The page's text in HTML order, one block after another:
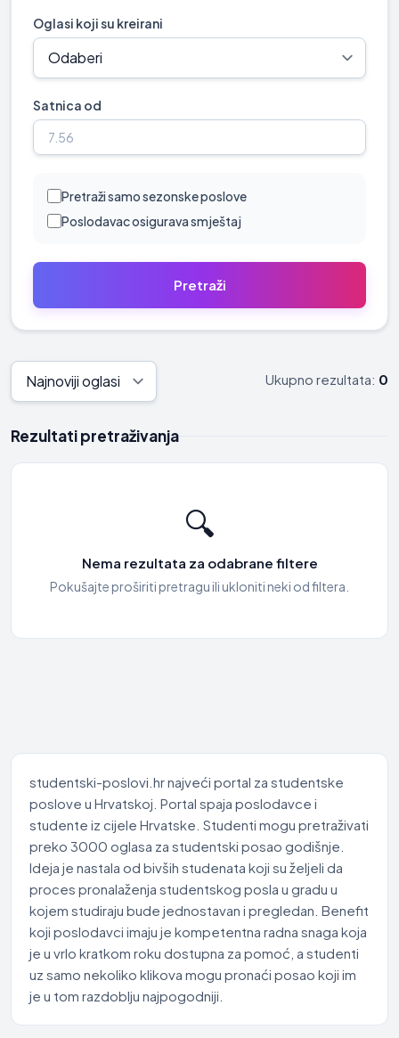
Oglasi koji su kreirani
Satnica od
Pretraži samo sezonske poslove
Poslodavac osigurava smještaj
Ukupno rezultata: 0
Rezultati pretraživanja
🔍
Nema rezultata za odabrane filtere
Pokušajte proširiti pretragu ili ukloniti neki od filtera.
studentski-poslovi.hr najveći portal za studentske
poslove u Hrvatskoj. Portal spaja poslodavce i
studente iz cijele Hrvatske. Studenti mogu pretraživati
preko 3000 oglasa za studentski posao godišnje.
Ideja je nastala od bivših studenata koji su željeli da
proces pronalaženja studentskog posla u gradu u
kojem studiraju bude jednostavan i pregledan. Benefit
koji poslodavci imaju je kompetentna radna snaga koja
je u vrlo kratkom roku dostupna za pomoć, a studenti
uz samo nekoliko klikova mogu pronaći posao koji im
je u tom razdoblju najpogodniji.